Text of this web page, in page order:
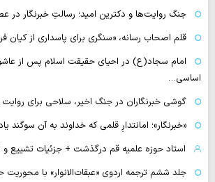
جنگ روایت‌ها و دکترین امید؛ رسالتِ خبرنگار در
قلم اصحاب رسانه، «سنگری برای پاسداری از کیان
امام سجاد(ع) در احیای حقیقت اسلام پس از
اساسی…
گوشی خبرنگاران در جنگ اخیر، سلاحی برای
«خبرنگار»؛ امانتدارِ قلمی که خداوند به آن سوگند
استاد حوزه علمیه قم درگذشت + جزئیات تشییع و
جلد ششم ترجمه اردوی «عبقات‌الانوار» با